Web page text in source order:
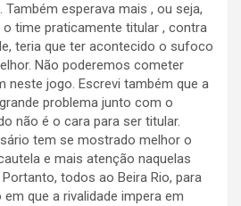
esperava mais , ou seja,
time praticamente titular , contra
teria que ter acontecido o sufoco
Não poderemos cometer
neste jogo. Escrevi também que a
problema junto com o
não é o cara para ser titular.
tem se mostrado melhor o
e mais atenção naquelas
todos ao Beira Rio, para
que a rivalidade impera em